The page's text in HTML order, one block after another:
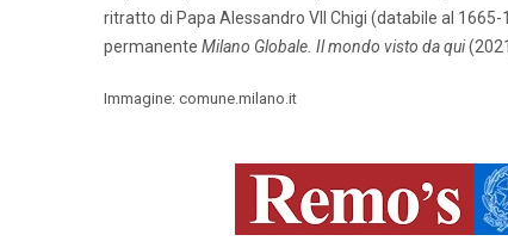
ritratto di Papa Alessandro VII Chigi (databile al
permanente Milano Globale. Il mondo visto da qui
Immagine: comune.milano.it